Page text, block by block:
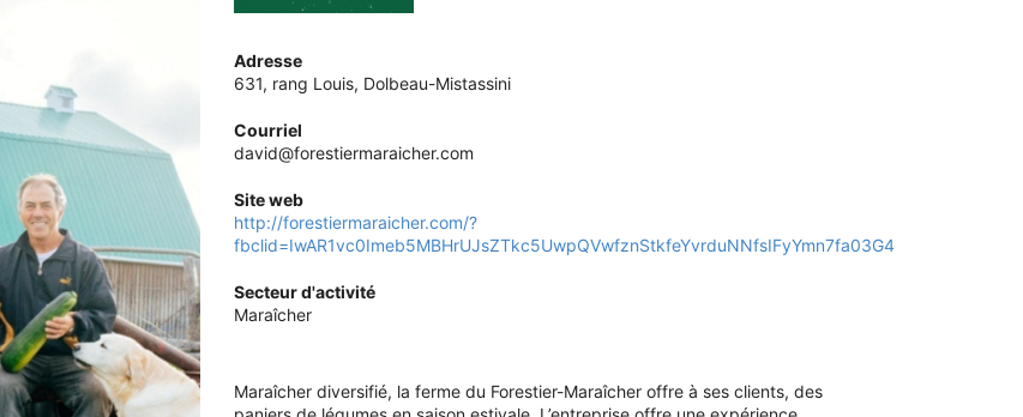
Adresse
631, rang Louis, Dolbeau-Mistassini
Courriel
david@forestiermaraicher.com
Site web
http://forestiermaraicher.com/?
fbclid=IwAR1vc0Imeb5MBHrUJsZTkc5UwpQVwfznStkfeYvrduNNfsIFyYmn7fa03G4
Secteur d'activité
Maraîcher
Maraîcher diversifié, la ferme du Forestier-Maraîcher offre à ses clients, des